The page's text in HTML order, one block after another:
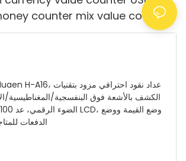
counter mix value counting